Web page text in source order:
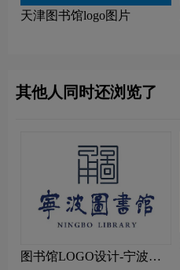
天津图书馆logo图片
其他人同时还浏览了
图书馆LOGO设计-宁波市